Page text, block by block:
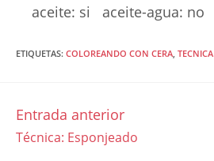
aceite: si aceite-agua: no
ETIQUETAS: COLOREANDO CON CERA, TECNICA
LEER
MÁS
Entrada anterior
Técnica: Esponjeado